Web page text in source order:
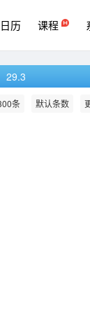
日历 课程
29.3
条 默认条数